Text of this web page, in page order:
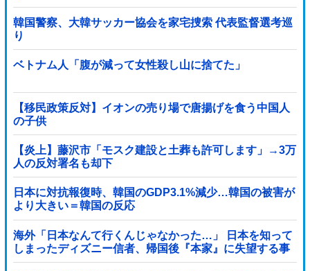
韓国警察、大韓サッカー協会を家宅捜索 代表監督選考巡
り
ベトナム人「腹が減って女性殺し山に捨てた」
【移民政策反対】イオンの売り場で唐揚げを食う中国人
の子供
【炎上】藤沢市「モスク建設と土葬も許可します」→3万
人の反対署名も却下
日本に対抗報復時、韓国のGDP3.1%減少…韓国の被害が
より大きい＝韓国の反応
海外「日本なんて行くんじゃなかった…」 日本を知って
しまったディズニー信者、帰国後『本家』に失望する事
態に